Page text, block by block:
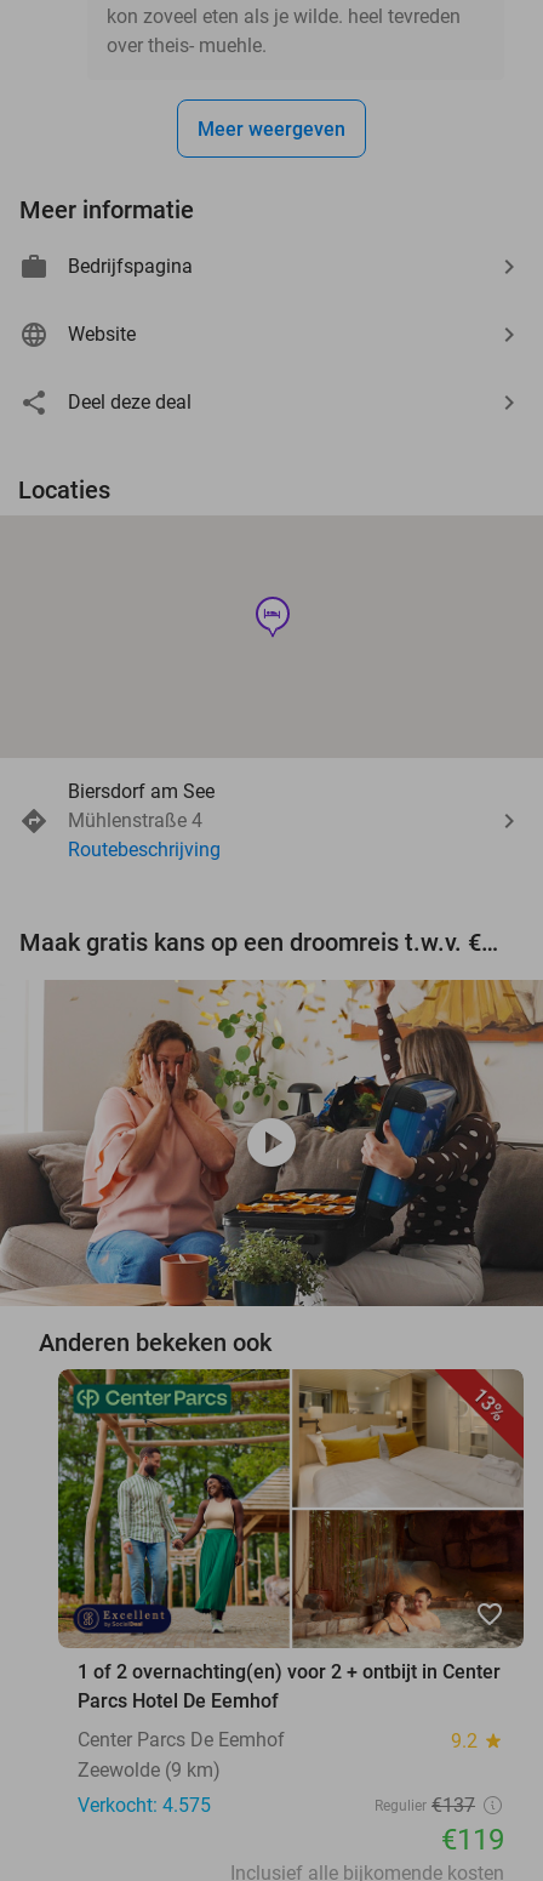
kon zoveel eten als je wilde. heel tevreden
over theis- muehle.
Meer weergeven
Meer informatie
Bedrijfspagina
Website
Deel deze deal
Locaties
hotel
Biersdorf am See
Mühlenstraße 4
Routebeschrijving
Maak gratis kans op een droomreis t.w.v. €3.000!
play_circle
Anderen bekeken ook
13%
favorite_border
1 of 2 overnachting(en) voor 2 + ontbijt in Center
Parcs Hotel De Eemhof
Center Parcs De Eemhof
9.2 star
Zeewolde (9 km)
Verkocht: 4.575
Regulier €137
€119
Inclusief alle bijkomende kosten